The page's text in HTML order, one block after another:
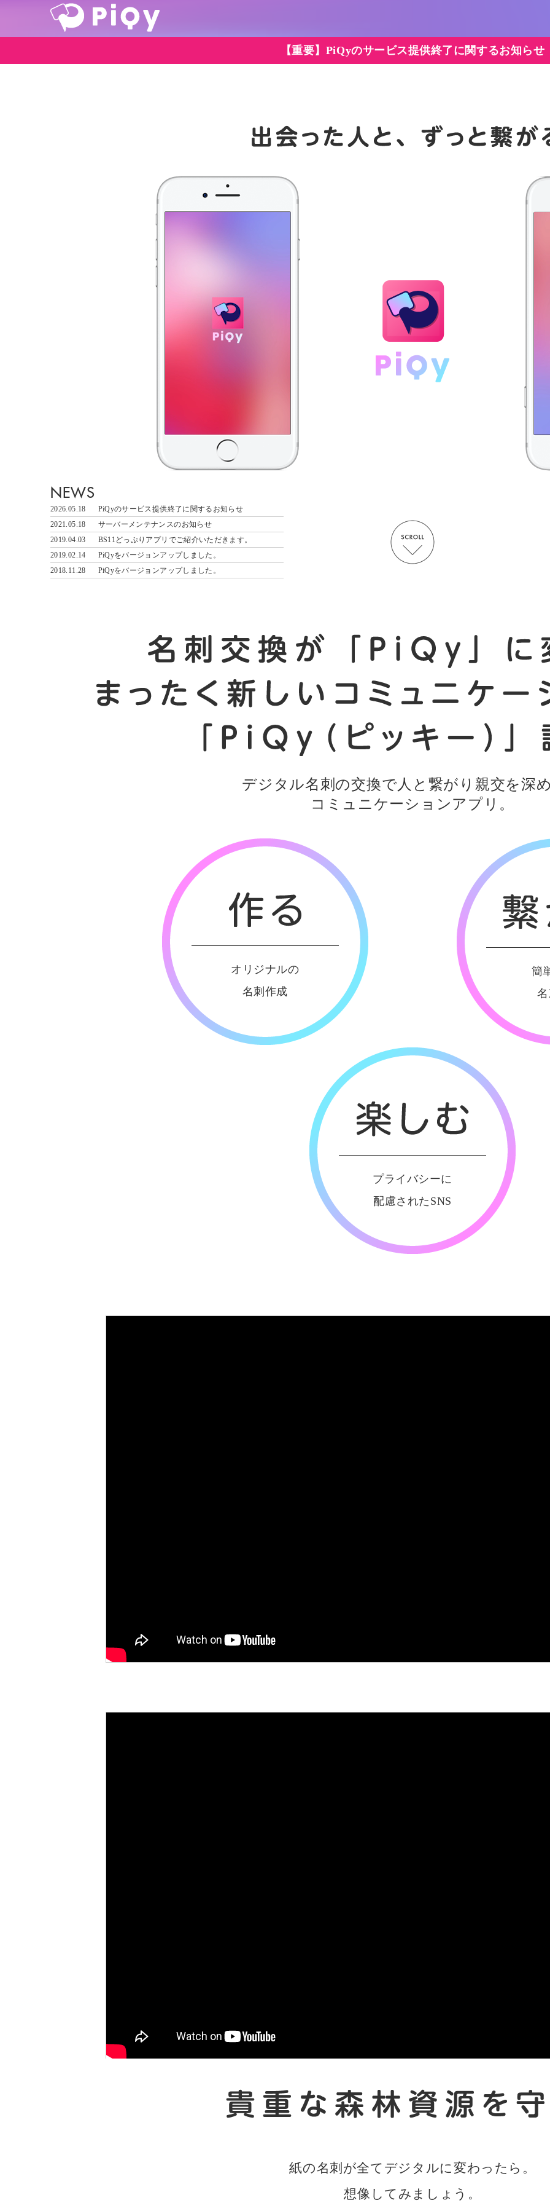
【重要】PiQyのサービス提供終了に関するお知らせ
NEWS
2026.05.18
PiQyのサービス提供終了に関するお知らせ
2021.05.18
サーバーメンテナンスのお知らせ
2019.04.03
BS11どっぷりアプリでご紹介いただきます。
2019.02.14
PiQyをバージョンアップしました。
2018.11.28
PiQyをバージョンアップしました。
デジタル名刺の交換で人と繋がり親交を深
コミュニケーションアプリ。
オリジナルの
名刺作成
簡
プライバシーに
配慮されたSNS
紙の名刺が全てデジタルに変わったら。
想像してみましょう。